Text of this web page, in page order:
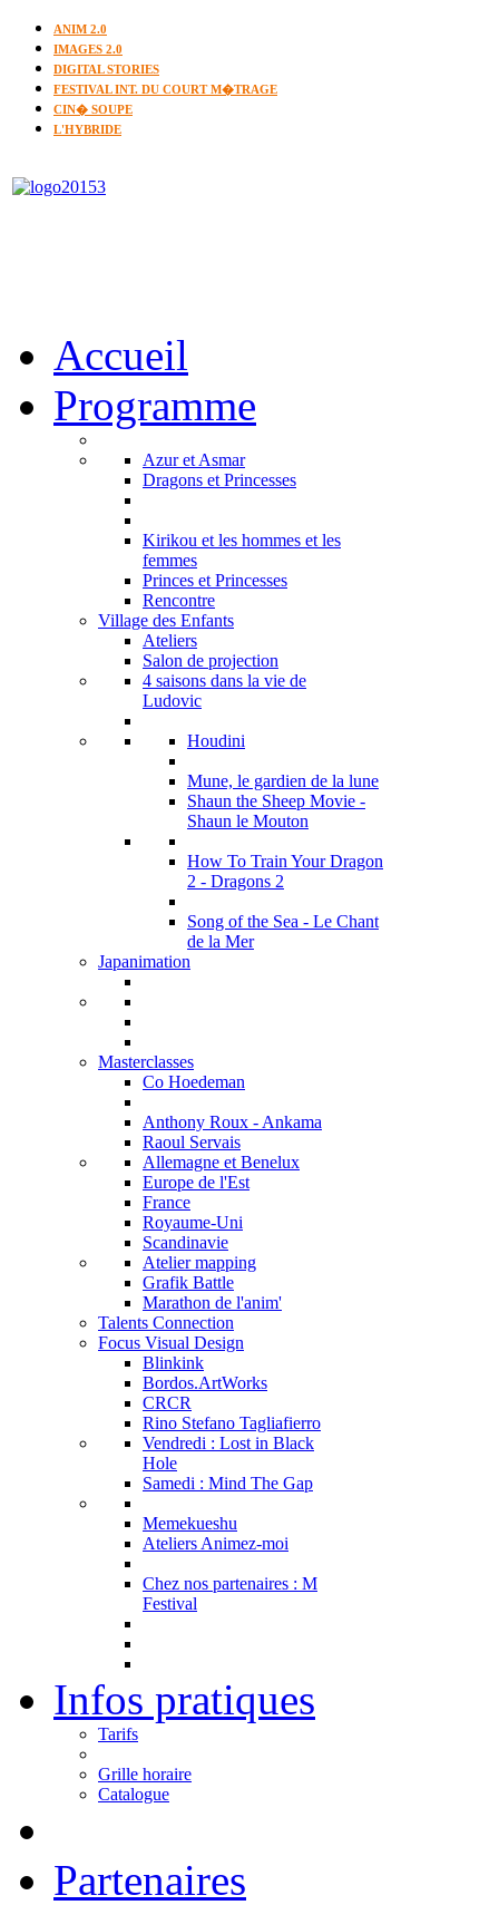
ANIM 2.0
IMAGES 2.0
DIGITAL STORIES
FESTIVAL INT. DU COURT M�TRAGE
CIN� SOUPE
L'HYBRIDE
Accueil
Programme
Azur et Asmar
Dragons et Princesses
Kirikou et les hommes et les
femmes
Princes et Princesses
Rencontre
Village des Enfants
Ateliers
Salon de projection
4 saisons dans la vie de
Ludovic
Houdini
Mune, le gardien de la lune
Shaun the Sheep Movie -
Shaun le Mouton
How To Train Your Dragon
2 - Dragons 2
Song of the Sea - Le Chant
de la Mer
Japanimation
Masterclasses
Co Hoedeman
Anthony Roux - Ankama
Raoul Servais
Allemagne et Benelux
Europe de l'Est
France
Royaume-Uni
Scandinavie
Atelier mapping
Grafik Battle
Marathon de l'anim'
Talents Connection
Focus Visual Design
Blinkink
Bordos.ArtWorks
CRCR
Rino Stefano Tagliafierro
Vendredi : Lost in Black
Hole
Samedi : Mind The Gap
Memekueshu
Ateliers Animez-moi
Chez nos partenaires : M
Festival
Infos pratiques
Tarifs
Grille horaire
Catalogue
Partenaires